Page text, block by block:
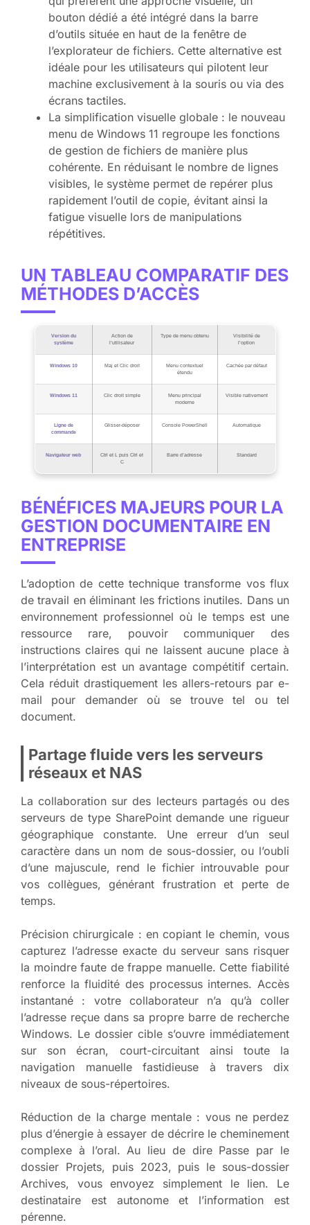
bouton dédié a été intégré dans la barre
d’outils située en haut de la fenêtre de
l’explorateur de fichiers. Cette alternative est
idéale pour les utilisateurs qui pilotent leur
machine exclusivement à la souris ou via des
écrans tactiles.
La simplification visuelle globale : le nouveau
menu de Windows 11 regroupe les fonctions
de gestion de fichiers de manière plus
cohérente. En réduisant le nombre de lignes
visibles, le système permet de repérer plus
rapidement l’outil de copie, évitant ainsi la
fatigue visuelle lors de manipulations
répétitives.
UN TABLEAU COMPARATIF DES
MÉTHODES D’ACCÈS
Version du
système
Action de
l’utilisateur
Type de menu obtenu
Visibilité de
l’option
Windows 10 Maj et Clic droit
Menu contextuel
étendu
Cachée par défaut
Windows 11 Clic droit simple
Menu principal
moderne
Visible nativement
Ligne de
commande
Glisser-déposer Console PowerShell Automatique
Navigateur web
Ctrl et L puis Ctrl et
C
Barre d’adresse Standard
BÉNÉFICES MAJEURS POUR LA
GESTION DOCUMENTAIRE EN
ENTREPRISE
L’adoption de cette technique transforme vos flux
de travail en éliminant les frictions inutiles. Dans un
environnement professionnel où le temps est une
ressource rare, pouvoir communiquer des
instructions claires qui ne laissent aucune place à
l’interprétation est un avantage compétitif certain.
Cela réduit drastiquement les allers-retours par e-
mail pour demander où se trouve tel ou tel
document.
Partage fluide vers les serveurs
réseaux et NAS
La collaboration sur des lecteurs partagés ou des
serveurs de type SharePoint demande une rigueur
géographique constante. Une erreur d’un seul
caractère dans un nom de sous-dossier, ou l’oubli
d’une majuscule, rend le fichier introuvable pour
vos collègues, générant frustration et perte de
temps.
Précision chirurgicale : en copiant le chemin, vous
capturez l’adresse exacte du serveur sans risquer
la moindre faute de frappe manuelle. Cette fiabilité
renforce la fluidité des processus internes. Accès
instantané : votre collaborateur n’a qu’à coller
l’adresse reçue dans sa propre barre de recherche
Windows. Le dossier cible s’ouvre immédiatement
sur son écran, court-circuitant ainsi toute la
navigation manuelle fastidieuse à travers dix
niveaux de sous-répertoires.
Réduction de la charge mentale : vous ne perdez
plus d’énergie à essayer de décrire le cheminement
complexe à l’oral. Au lieu de dire Passe par le
dossier Projets, puis 2023, puis le sous-dossier
Archives, vous envoyez simplement le lien. Le
destinataire est autonome et l’information est
pérenne.